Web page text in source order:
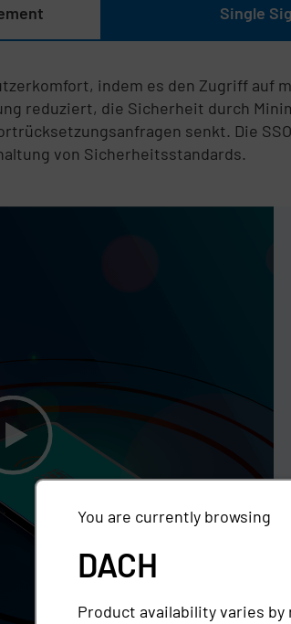
Single
indem es den Zugriff
reduziert, die Sicherheit durch
senkt. Die
von Sicherheitsstandards.
You are currently browsing
DACH
Product availability varies by